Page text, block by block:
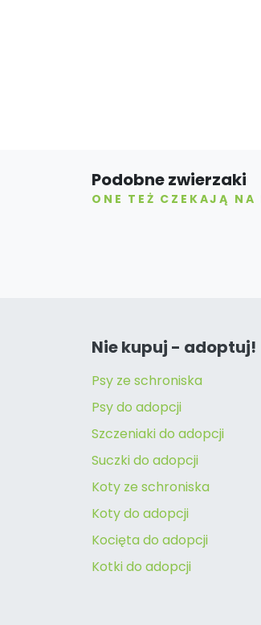
Podobne zwierzaki
ONE TEŻ CZEKAJĄ NA
Nie kupuj - adoptuj!
Psy ze schroniska
Psy do adopcji
Szczeniaki do adopcji
Suczki do adopcji
Koty ze schroniska
Koty do adopcji
Kocięta do adopcji
Kotki do adopcji